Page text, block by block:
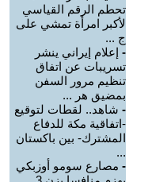
تحطم الرقم القياسي
لأكبر امرأة تمشي على
ج ...
- إعلام إيراني ينشر
تسريبات عن اتفاق
تنظيم مرور السفن
بمضيق هر ...
- شاهد.. لقطات لتوقيع
-اتفاقية مكة للدفاع
المشترك- بين باكستان
...
- مصارع سومو أوزبكي